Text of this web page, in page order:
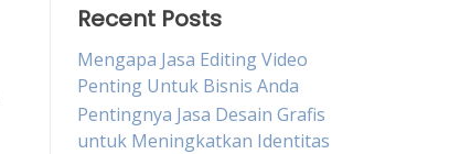
Recent Posts
Mengapa Jasa Editing Video
Penting Untuk Bisnis Anda
Pentingnya Jasa Desain Grafis
untuk Meningkatkan Identitas